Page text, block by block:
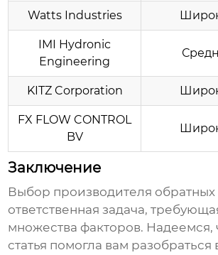
Watts Industries
IMI Hydronic
Engineering
KITZ Corporation
FX FLOW CONTROL
BV
Заключение
Выбор производителя
ответственная задача,
множества факторов. Надеемся,
статья помогла вам разобраться